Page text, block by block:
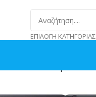
ΕΠΙΛΟΓΉ ΚΑΤΗΓΟΡΊΑΣ